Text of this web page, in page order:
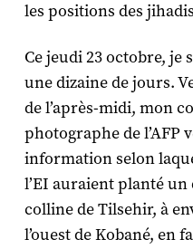
les positions des
Ce jeudi 23 octobre,
une dizaine de jours.
de l’après-midi, mon
photographe de l’AFP
information selon
l’EI auraient planté
colline de Tilsehir, à
l’ouest de Kobané, en